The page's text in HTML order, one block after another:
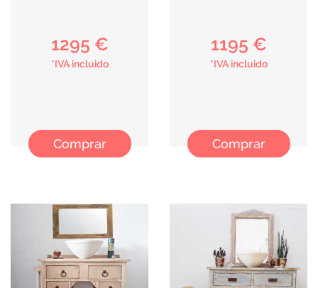
1295 €
*IVA incluido
Comprar
1195 €
*IVA incluido
Comprar